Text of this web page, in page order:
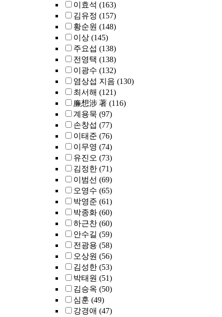
이효석 (163)
김유정 (157)
황순원 (148)
이상 (145)
주요섭 (138)
전영택 (138)
이광수 (132)
염상섭 지음 (130)
최서해 (121)
廉想涉 著 (116)
계용묵 (97)
손창섭 (77)
이태준 (76)
이무영 (74)
유진오 (73)
김정한 (71)
이범선 (69)
오영수 (65)
박영준 (61)
박종화 (60)
하근찬 (60)
안수길 (59)
전광용 (58)
오상원 (56)
김성한 (53)
박태원 (51)
김승옥 (50)
심훈 (49)
강경애 (47)